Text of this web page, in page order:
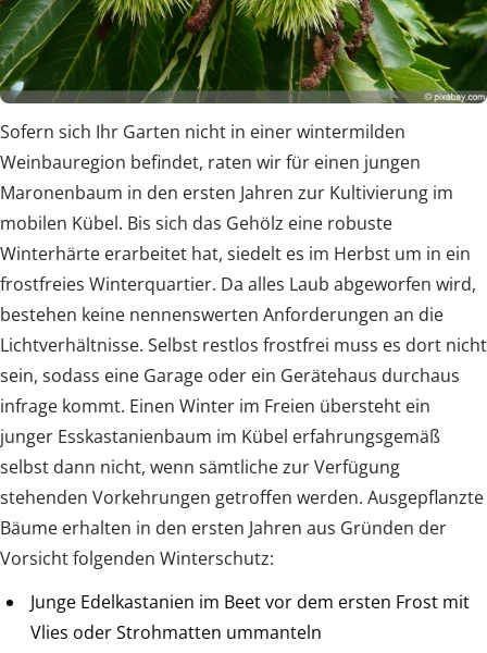
Sofern sich Ihr Garten nicht in einer wintermilden
Weinbauregion befindet, raten wir für einen jungen
Maronenbaum in den ersten Jahren zur Kultivierung im
mobilen Kübel. Bis sich das Gehölz eine robuste
Winterhärte erarbeitet hat, siedelt es im Herbst um in ein
frostfreies Winterquartier. Da alles Laub abgeworfen wird,
bestehen keine nennenswerten Anforderungen an die
Lichtverhältnisse. Selbst restlos frostfrei muss es dort nicht
sein, sodass eine Garage oder ein Gerätehaus durchaus
infrage kommt. Einen Winter im Freien übersteht ein
junger Esskastanienbaum im Kübel erfahrungsgemäß
selbst dann nicht, wenn sämtliche zur Verfügung
stehenden Vorkehrungen getroffen werden. Ausgepflanzte
Bäume erhalten in den ersten Jahren aus Gründen der
Vorsicht folgenden Winterschutz:
Junge Edelkastanien im Beet vor dem ersten Frost mit
Vlies oder Strohmatten ummanteln